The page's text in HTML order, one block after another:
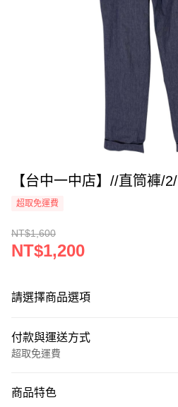
【台中一中店】//直筒褲/2/
超取免運費
NT$1,600
NT$1,200
請選擇商品選項
付款與運送方式
超取免運費
信用卡一次付款
商品特色